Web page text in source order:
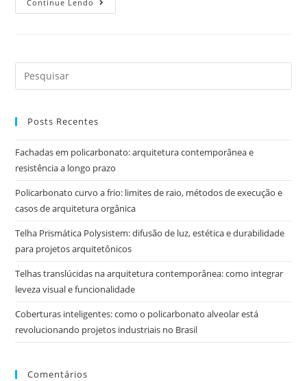
Continue Lendo
Posts Recentes
Fachadas em policarbonato: arquitetura contemporânea e
resistência a longo prazo
Policarbonato curvo a frio: limites de raio, métodos de execução e
casos de arquitetura orgânica
Telha Prismática Polysistem: difusão de luz, estética e durabilidade
para projetos arquitetônicos
Telhas translúcidas na arquitetura contemporânea: como integrar
leveza visual e funcionalidade
Coberturas inteligentes: como o policarbonato alveolar está
revolucionando projetos industriais no Brasil
Comentários